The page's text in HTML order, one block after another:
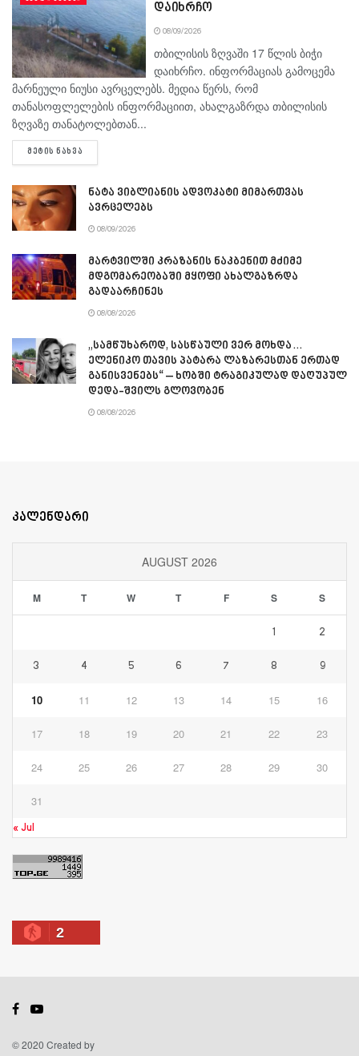
დაიხრჩო
08/09/2026
თბილისის ზღვაში 17 წლის ბიჭი
დაიხრჩო. ინფორმაციას გამოცემა
მარნეული ნიუსი ავრცელებს. მედია წერს, რომ
თანასოფლელების ინფორმაციით, ახალგაზრდა თბილისის
ზღვაზე თანატოლებთან...
ᲛᲔᲢᲘᲡ ᲜᲐᲮᲕᲐ
ნატა ვიბლიანის ადვოკატი მიმართვას
ავრცელებს
08/09/2026
მარტვილში კრაზანის ნაკბენით მძიმე
მდგომარეობაში მყოფი ახალგაზრდა
გადაარჩინეს
08/08/2026
„სამწუხაროდ, სასწაული ვერ მოხდა…
ელენიკო თავის პატარა ლაზარესთან ერთად
განისვენებს“ – ხობში ტრაგიკულად დაღუპულ
დედა-შვილს გლოვობენ
08/08/2026
კალენდარი
AUGUST 2026
M T W T F S S
1 2
3 4 5 6 7 8 9
10 11 12 13 14 15 16
17 18 19 20 21 22 23
24 25 26 27 28 29 30
31
« Jul
2
© 2020 Created by